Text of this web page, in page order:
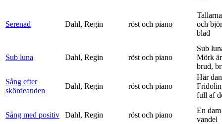
Serenad Dahl, Regin röst och piano
och
blad
Sub luna Dahl, Regin röst och piano
Sub
Mörk
brud,
Sång efter
skördeanden
Dahl, Regin röst och piano
Här
full af
Sång med positiv Dahl, Regin röst och piano
En
vandel